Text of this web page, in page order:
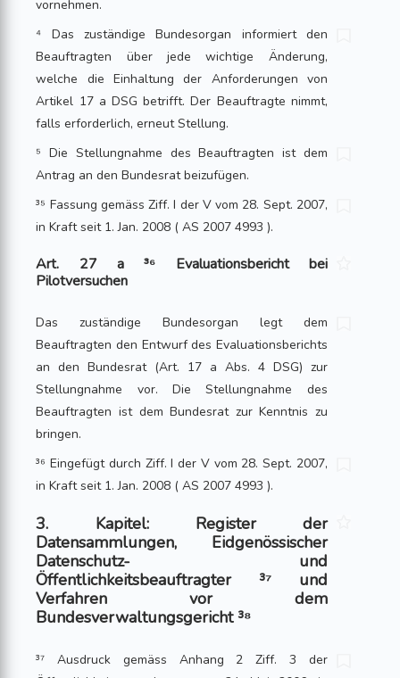
vornehmen.
⁴ Das zuständige Bundesorgan informiert den
Beauftragten über jede wichtige Änderung,
welche die Einhaltung der Anforderungen von
Artikel 17 a DSG betrifft. Der Beauftragte nimmt,
falls erforderlich, erneut Stellung.
⁵ Die Stellungnahme des Beauftragten ist dem
Antrag an den Bundesrat beizufügen.
³⁵ Fassung gemäss Ziff. I der V vom 28. Sept. 2007,
in Kraft seit 1. Jan. 2008 ( AS 2007 4993 ).
Art. 27 a ³⁶ Evaluationsbericht bei
Pilotversuchen
Das zuständige Bundesorgan legt dem
Beauftragten den Entwurf des Evaluations­berichts
an den Bundesrat (Art. 17 a Abs. 4 DSG) zur
Stellungnahme vor. Die Stellungnahme des
Beauftragten ist dem Bundesrat zur Kenntnis zu
bringen.
³⁶ Eingefügt durch Ziff. I der V vom 28. Sept. 2007,
in Kraft seit 1. Jan. 2008 ( AS 2007 4993 ).
3. Kapitel: Register der
Datensammlungen, Eidgenössischer
Datenschutz- und
Öffentlichkeitsbeauftragter ³⁷ und
Verfahren vor dem
Bundesverwaltungsgericht ³⁸
³⁷ Ausdruck gemäss Anhang 2 Ziff. 3 der